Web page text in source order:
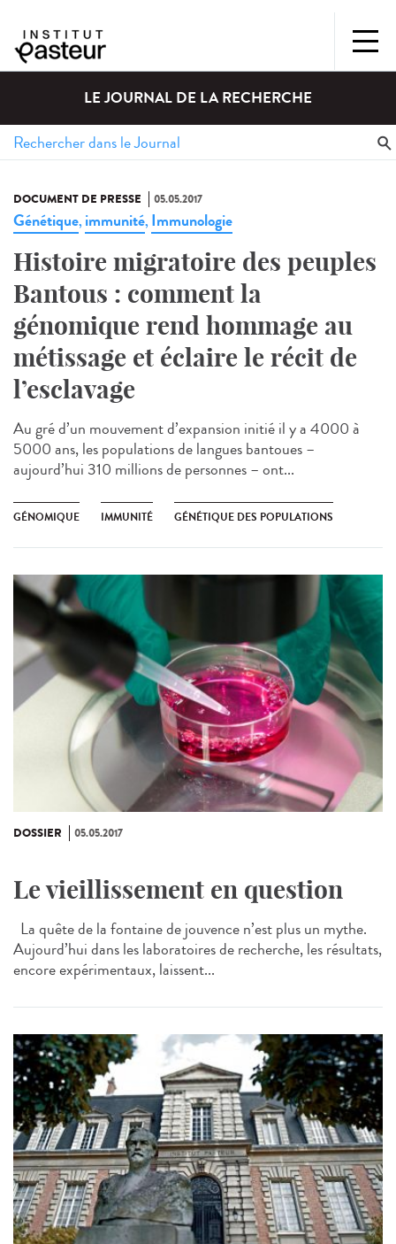
LE JOURNAL DE LA RECHERCHE
DOCUMENT DE PRESSE 05.05.2017
Génétique, immunité, Immunologie
Histoire migratoire des peuples
Bantous : comment la
génomique rend hommage au
métissage et éclaire le récit de
l’esclavage
Au gré d’un mouvement d’expansion initié il y a 4000 à
5000 ans, les populations de langues bantoues –
aujourd’hui 310 millions de personnes – ont...
GÉNOMIQUE IMMUNITÉ GÉNÉTIQUE DES POPULATIONS
DOSSIER 05.05.2017
Le vieillissement en question
La quête de la fontaine de jouvence n’est plus un mythe.
Aujourd’hui dans les laboratoires de recherche, les résultats,
encore expérimentaux, laissent...